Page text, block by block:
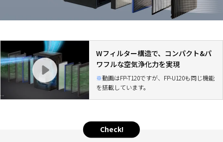
Wフィルター構造で、コンパクト&パ
ワフルな空気浄化力を実現
動画はFP-T120ですが、FP-U120も同じ機能
を搭載しています。
Check!